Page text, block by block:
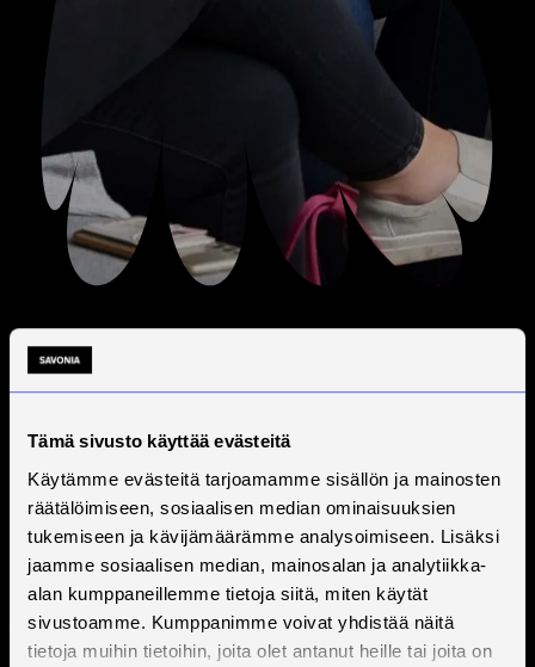
Tämä sivusto käyttää evästeitä
Käytämme evästeitä tarjoamamme sisällön ja mainosten
räätälöimiseen, sosiaalisen median ominaisuuksien
tukemiseen ja kävijämäärämme analysoimiseen. Lisäksi
jaamme sosiaalisen median, mainosalan ja analytiikka-
alan kumppaneillemme tietoja siitä, miten käytät
sivustoamme. Kumppanimme voivat yhdistää näitä
tietoja muihin tietoihin, joita olet antanut heille tai joita on